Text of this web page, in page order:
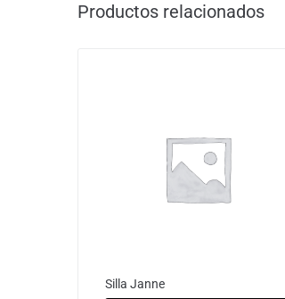
Productos relacionados
Silla Janne